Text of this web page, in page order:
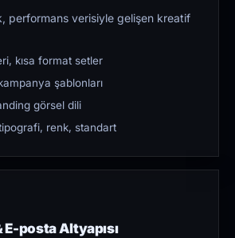
performans verisiyle gelişen kreatif
kısa format setler
şablonları
görsel dili
renk, standart
E-posta Altyapısı